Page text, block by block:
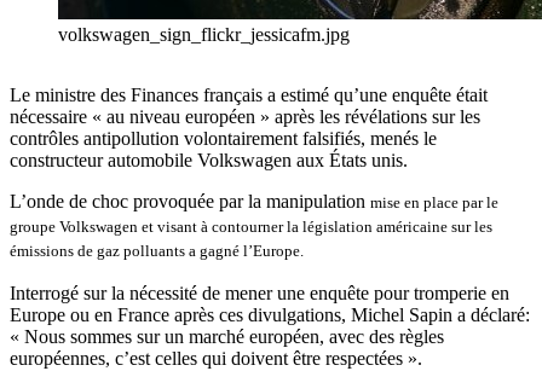
volkswagen_sign_flickr_jessicafm.jpg
Le ministre des Finances français a estimé qu’une enquête était
nécessaire « au niveau européen » après les révélations sur les
contrôles antipollution volontairement falsifiés, menés le
constructeur automobile Volkswagen aux États unis.
L’onde de choc provoquée par la manipulation mise en place par le
groupe Volkswagen et visant à contourner la législation américaine sur les
émissions de gaz polluants a gagné l’Europe.
Interrogé sur la nécessité de mener une enquête pour tromperie en
Europe ou en France après ces divulgations, Michel Sapin a déclaré:
« Nous sommes sur un marché européen, avec des règles
européennes, c’est celles qui doivent être respectées ».